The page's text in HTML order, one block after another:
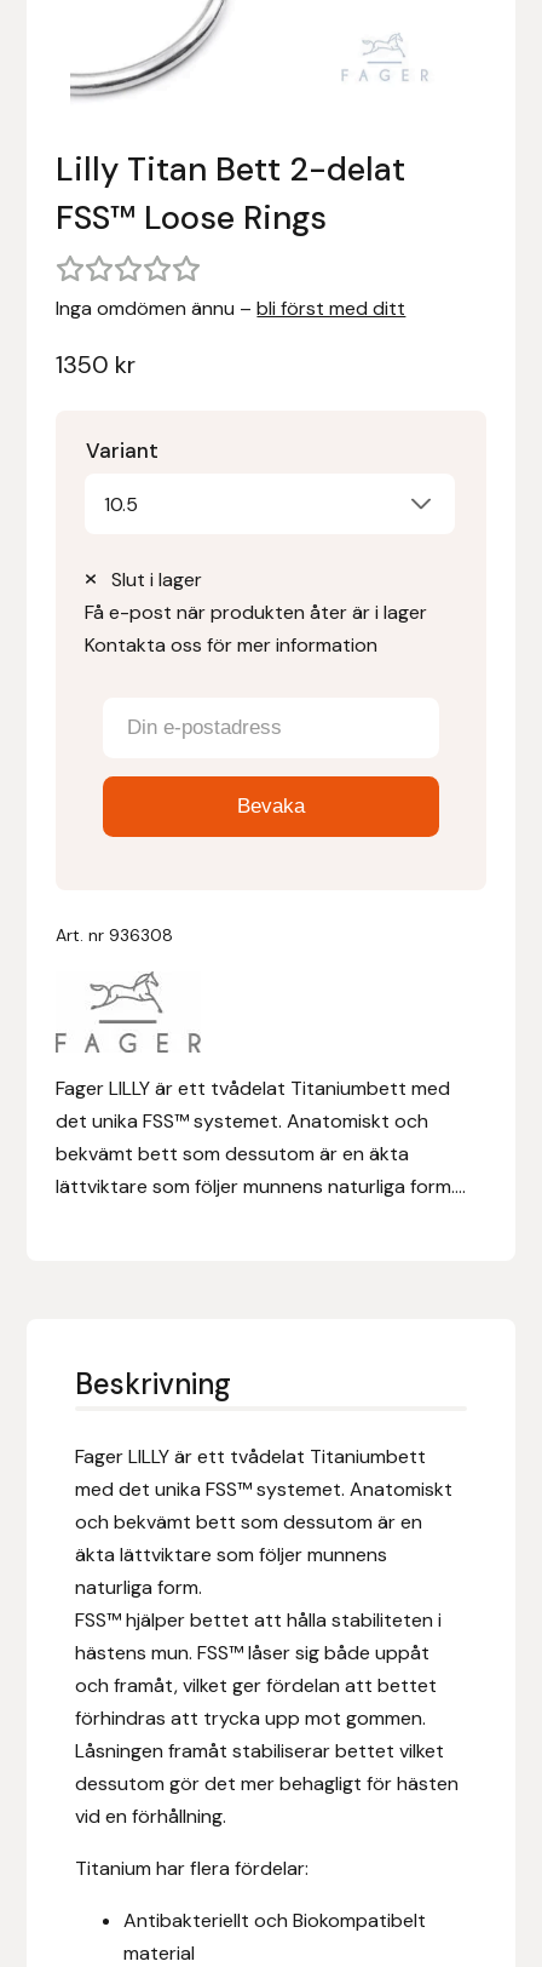
Lilly Titan Bett 2-delat
FSS™ Loose Rings
Inga omdömen ännu –bli först med ditt
1350 kr
Variant
10.5
Slut i lager
Få e-post när produkten åter är i lager
Kontakta oss för mer information
Art. nr936308
Fager LILLY är ett tvådelat Titaniumbett med
det unika FSS™ systemet. Anatomiskt och
bekvämt bett som dessutom är en äkta
lättviktare som följer munnens naturliga form....
Beskrivning
Fager LILLY är ett tvådelat Titaniumbett
med det unika FSS™ systemet. Anatomiskt
och bekvämt bett som dessutom är en
äkta lättviktare som följer munnens
naturliga form.
FSS™ hjälper bettet att hålla stabiliteten i
hästens mun. FSS™ låser sig både uppåt
och framåt, vilket ger fördelan att bettet
förhindras att trycka upp mot gommen.
Låsningen framåt stabiliserar bettet vilket
dessutom gör det mer behagligt för hästen
vid en förhållning.
Titanium har flera fördelar:
Antibakteriellt och Biokompatibelt
material
Vojlockar och schabrak
Träning och longering
Tränsdelar och tyglar
Ridbyxor, kjolar, overaller mm
Ridjackor, kappor, västar mm
Ridskor och ridstövlar
Tävlingskavajer och blusar
Bocaj
Bomber Bits
Bucas
Denni Design
Ekholm Nordic
Ekol
Eldorado
Epona bokförlag
Equipage
Eric LeTixerant
Eskadron
Eyjólfur Ísólfsson
Fákur Rideudstyr